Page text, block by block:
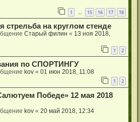
1 15 16 17 18
стрельба на круглом стенде
Старый филин « 13 ноя 2018,
1 2
по СПОРТИНГУ
kov «01 июн 2018, 11:08
1 2
Победе» 12 мая 2018
kov «20 май 2018, 12:34